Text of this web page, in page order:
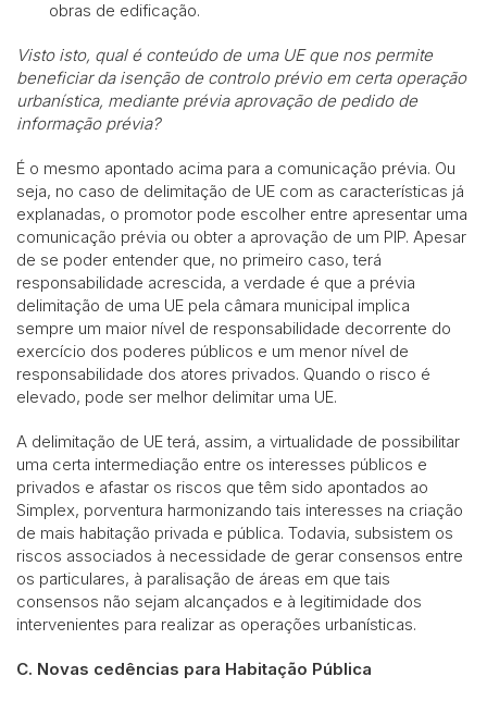
obras de edificação.
Visto isto, qual é conteúdo de uma UE que nos permite
beneficiar da isenção de controlo prévio em certa operação
urbanística, mediante prévia aprovação de pedido de
informação prévia?
É o mesmo apontado acima para a comunicação prévia. Ou
seja, no caso de delimitação de UE com as características já
explanadas, o promotor pode escolher entre apresentar uma
comunicação prévia ou obter a aprovação de um PIP. Apesar
de se poder entender que, no primeiro caso, terá
responsabilidade acrescida, a verdade é que a prévia
delimitação de uma UE pela câmara municipal implica
sempre um maior nível de responsabilidade decorrente do
exercício dos poderes públicos e um menor nível de
responsabilidade dos atores privados. Quando o risco é
elevado, pode ser melhor delimitar uma UE.
A delimitação de UE terá, assim, a virtualidade de possibilitar
uma certa intermediação entre os interesses públicos e
privados e afastar os riscos que têm sido apontados ao
Simplex, porventura harmonizando tais interesses na criação
de mais habitação privada e pública. Todavia, subsistem os
riscos associados à necessidade de gerar consensos entre
os particulares, à paralisação de áreas em que tais
consensos não sejam alcançados e à legitimidade dos
intervenientes para realizar as operações urbanísticas.
C. Novas cedências para Habitação Pública